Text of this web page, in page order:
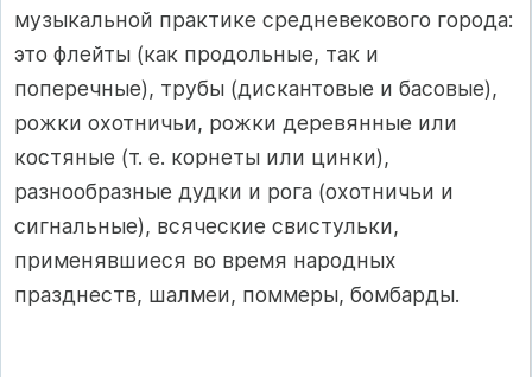
музыкальной практике средневекового города:
это флейты (как продольные, так и
поперечные), трубы (дискантовые и басовые),
рожки охотничьи, рожки деревянные или
костяные (т. е. корнеты или цинки),
разнообразные дудки и рога (охотничьи и
сигнальные), всяческие свистульки,
применявшиеся во время народных
празднеств, шалмеи, поммеры, бомбарды.